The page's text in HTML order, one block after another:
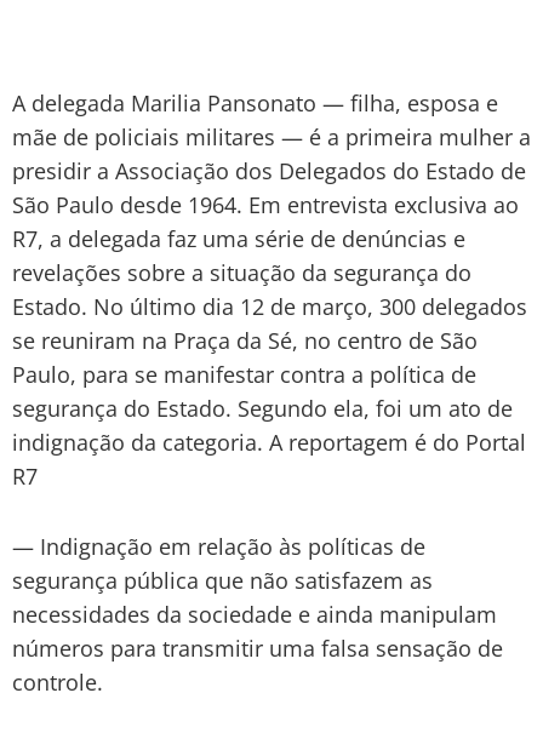
A delegada Marilia Pansonato — filha, esposa e
mãe de policiais militares — é a primeira mulher a
presidir a Associação dos Delegados do Estado de
São Paulo desde 1964. Em entrevista exclusiva ao
R7, a delegada faz uma série de denúncias e
revelações sobre a situação da segurança do
Estado. No último dia 12 de março, 300 delegados
se reuniram na Praça da Sé, no centro de São
Paulo, para se manifestar contra a política de
segurança do Estado. Segundo ela, foi um ato de
indignação da categoria. A reportagem é do Portal
R7
— Indignação em relação às políticas de
segurança pública que não satisfazem as
necessidades da sociedade e ainda manipulam
números para transmitir uma falsa sensação de
controle.